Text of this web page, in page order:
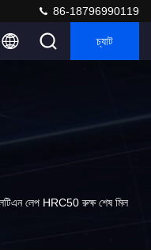
86-18796990119
চ্যাট
লেপ HRC50 রুক্ষ শেষ মিল